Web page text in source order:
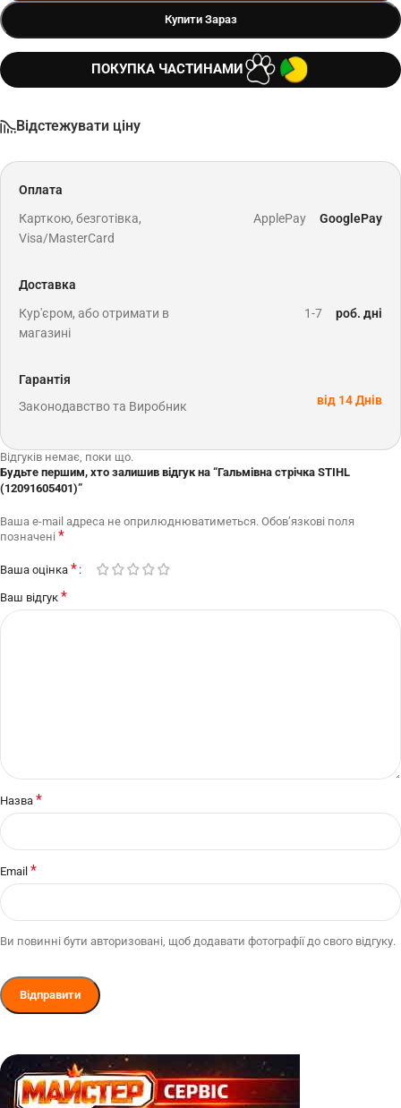
Купити Зараз
ПОКУПКА ЧАСТИНАМИ
Відстежувати ціну
Оплата
Карткою, безготівка,
Visa/MasterCard
ApplePay GooglePay
Доставка
Кур'єром, або отримати в
магазині
1-7 роб. дні
Гарантія
Законодавство та Виробник
від 14 Днів
Відгуків немає, поки що.
Будьте першим, хто залишив відгук на “Гальмівна стрічка STIHL
(12091605401)”
Ваша e-mail адреса не оприлюднюватиметься. Обов’язкові поля
позначені *
Ваша оцінка *
Ваш відгук *
Назва *
Email *
Ви повинні бути авторизовані, щоб додавати фотографії до свого відгуку.